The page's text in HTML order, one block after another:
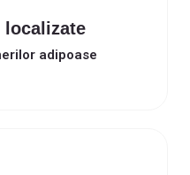
localizate
adipoase